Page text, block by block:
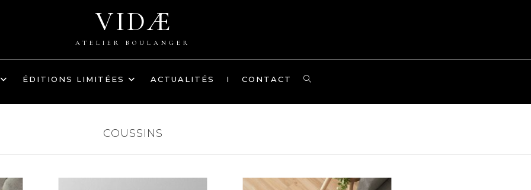
VIDÆ
ATELIER BOULANGER
ÉDITIONS LIMITÉES ACTUALITÉS I CONTACT
TOGGLE
COUSSINS